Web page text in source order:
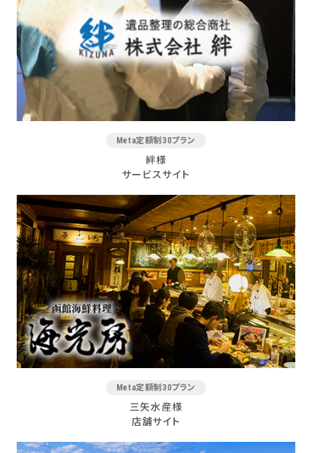
Meta定額制30プラン
絆様
サービスサイト
Meta定額制30プラン
三矢水産様
店舗サイト